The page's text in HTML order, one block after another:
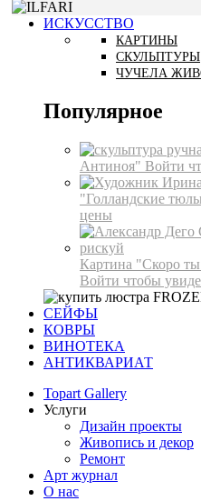
ИСКУССТВО
КАРТИНЫ
СКУЛЬПТУРЫ
ЧУЧЕЛА
Популярное
Антиноя" Войти
"Голландские
цены
Картина "Скоро
Войти чтобы
СЕЙФЫ
КОВРЫ
ВИНОТЕКА
АНТИКВАРИАТ
Topart Gallery
Услуги
Дизайн проекты
Живопись и декор
Ремонт
Арт журнал
О нас